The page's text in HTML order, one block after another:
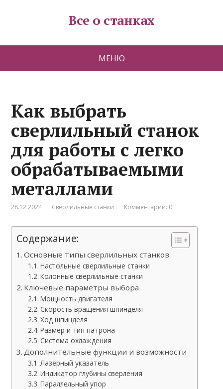
Все о станках
МЕНЮ
Как выбрать
сверлильный станок
для работы с легко
обрабатываемыми
металлами
28.12.2024 Сверлильные станки Комментарии: 0
Содержание:
Основные типы сверлильных станков
Настольные сверлильные станки
Колонные сверлильные станки
Ключевые параметры выбора
Мощность двигателя
Скорость вращения шпинделя
Ход шпинделя
Размер и тип патрона
Система охлаждения
Дополнительные функции и возможности
Лазерный указатель
Индикатор глубины сверления
Параллельный упор